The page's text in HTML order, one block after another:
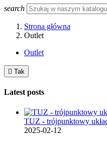
search
Strona główna
Outlet
Outlet
 Tak
Latest posts
TUZ - trójpunktowy
2025-02-12